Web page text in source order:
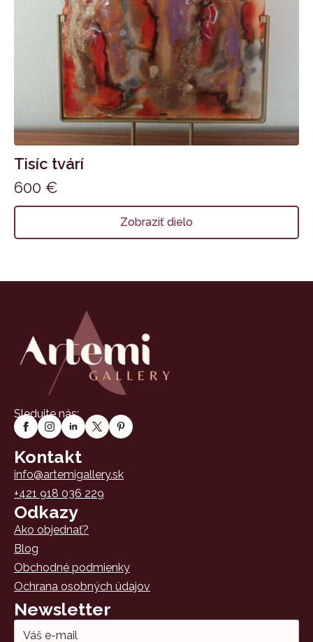
Tisíc tvárí
600 €
Zobraziť dielo
Sledujte nás:
Kontakt
info@artemigallery.sk
+421 918 036 229
Odkazy
Ako objednať?
Blog
Obchodné podmienky
Ochrana osobných údajov
Newsletter
Email